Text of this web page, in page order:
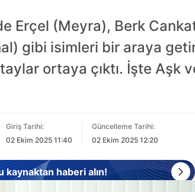
Erçel (Meyra), Berk
gibi isimleri bir araya
ortaya çıktı. İşte Aşk
Giriş Tarihi:
02 Ekim 2025 11:40
Güncelleme Tarihi:
02 Ekim 2025 12:20
kaynaktan haberi alın!